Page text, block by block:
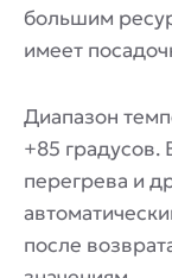
большим
имеет
Диапазон
+85 градусов.
перегрева и
после